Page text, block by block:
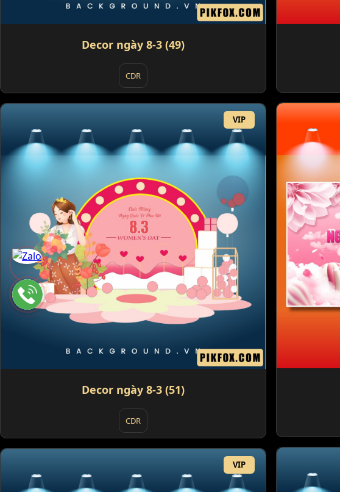
Decor ngày 8-3 (49)
CDR
VIP
Decor ngày 8-3 (51)
CDR
VIP